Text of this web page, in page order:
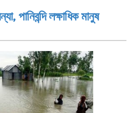
পানিবন্দি লক্ষাধিক মানুষ